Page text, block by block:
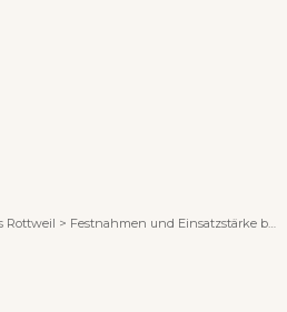
Rottweil > Festnahmen und Einsatzstärke bei Montagsprotesten in Rottweil: Polizei nennt Zahlen